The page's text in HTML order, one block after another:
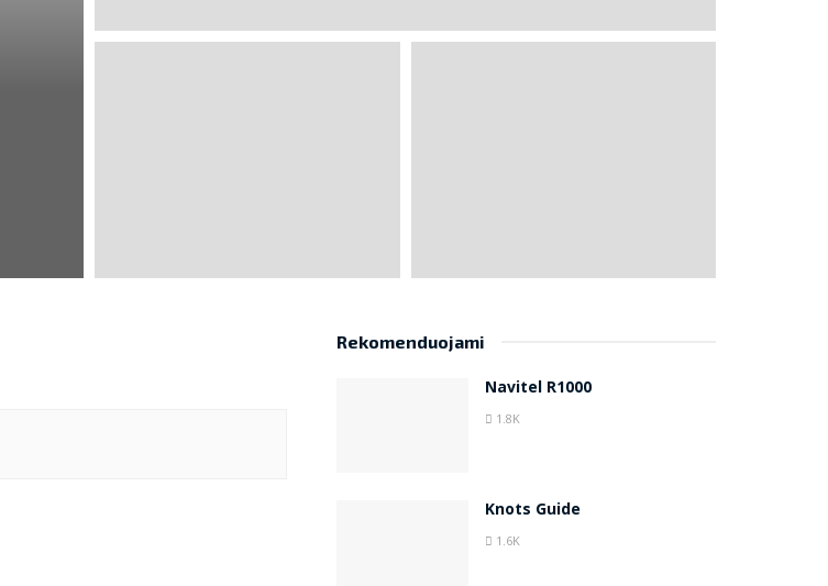
Rekomenduojami
Navitel R1000
1.8K
Knots Guide
1.6K